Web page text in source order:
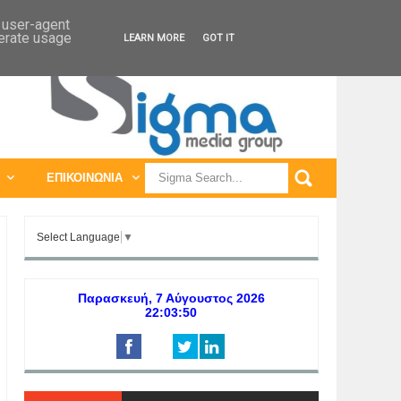
ΠΑΓΚΟΣΜΙΕΣ ΕΚΘΕΣΕΙΣ
ΕΠΙΚΟΙΝΩΝΙΑ
Select Language ▼
agent
usage LEARN MORE GOT IT